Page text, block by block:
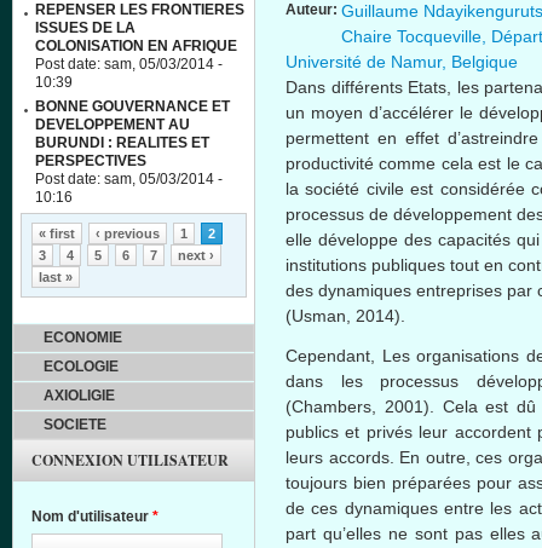
Auteur: Guillaume
Chaire Tocqueville,
Université de Namur, Belgique
Dans différents Etats, les
un moyen d’accélérer le
permettent en effet
productivité comme cela est le
la société civile est considérée
processus de développement
elle développe des capacités
institutions publiques tout en
des dynamiques entreprises par
(Usman, 2014).
Cependant, Les organisations
dans les processus
(Chambers, 2001). Cela est
publics et privés leur accordent
leurs accords. En outre, ces
toujours bien préparées pour
de ces dynamiques entre les
part qu’elles ne sont pas elles
REPENSER LES FRONTIERES
ISSUES DE LA
COLONISATION EN AFRIQUE
Post date: sam, 05/03/2014 -
10:39
BONNE GOUVERNANCE ET
DEVELOPPEMENT AU
BURUNDI : REALITES ET
PERSPECTIVES
Post date: sam, 05/03/2014 -
10:16
Pages
« first ‹ previous 1
2
3
4 5 6 7
next ›
last »
ECONOMIE
ECOLOGIE
AXIOLIGIE
SOCIETE
CONNEXION UTILISATEUR
Nom d'utilisateur *